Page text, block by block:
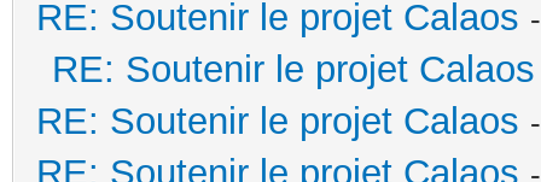
RE: Soutenir le projet Calaos
RE: Soutenir le projet Calaos
RE: Soutenir le projet Calaos
RE: Soutenir le projet Calaos